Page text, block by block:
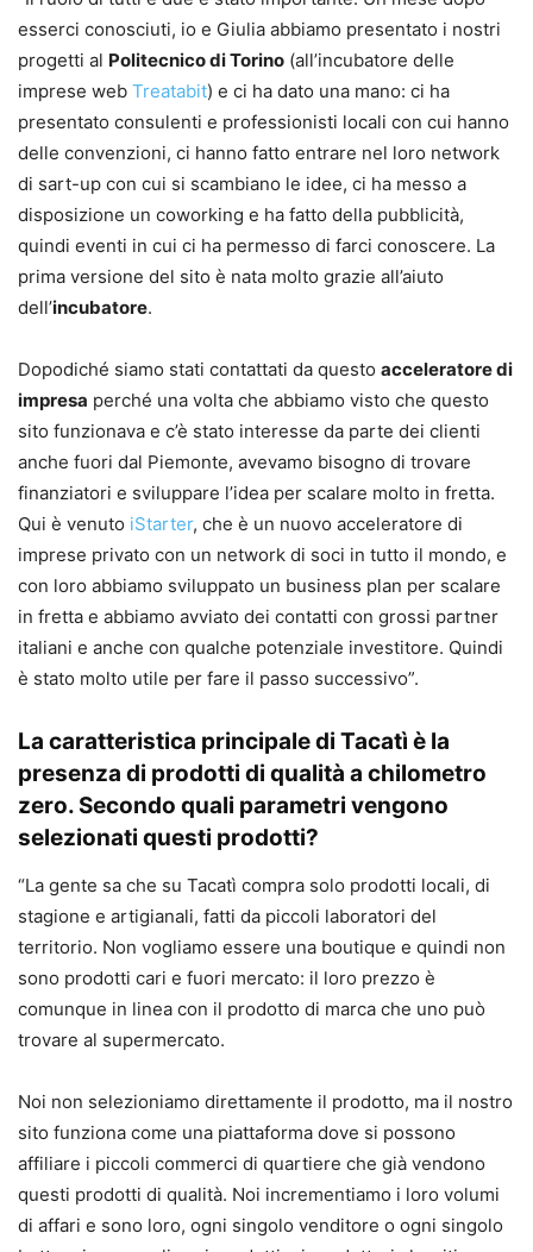
esserci conosciuti, io e Giulia abbiamo presentato i nostri
progetti al Politecnico di Torino (all’incubatore delle
imprese web Treatabit) e ci ha dato una mano: ci ha
presentato consulenti e professionisti locali con cui hanno
delle convenzioni, ci hanno fatto entrare nel loro network
di sart-up con cui si scambiano le idee, ci ha messo a
disposizione un coworking e ha fatto della pubblicità,
quindi eventi in cui ci ha permesso di farci conoscere. La
prima versione del sito è nata molto grazie all’aiuto
dell’incubatore.
Dopodiché siamo stati contattati da questo acceleratore di
impresa perché una volta che abbiamo visto che questo
sito funzionava e c’è stato interesse da parte dei clienti
anche fuori dal Piemonte, avevamo bisogno di trovare
finanziatori e sviluppare l’idea per scalare molto in fretta.
Qui è venuto iStarter, che è un nuovo acceleratore di
imprese privato con un network di soci in tutto il mondo, e
con loro abbiamo sviluppato un business plan per scalare
in fretta e abbiamo avviato dei contatti con grossi partner
italiani e anche con qualche potenziale investitore. Quindi
è stato molto utile per fare il passo successivo”.
La caratteristica principale di Tacatì è la
presenza di prodotti di qualità a chilometro
zero. Secondo quali parametri vengono
selezionati questi prodotti?
“La gente sa che su Tacatì compra solo prodotti locali, di
stagione e artigianali, fatti da piccoli laboratori del
territorio. Non vogliamo essere una boutique e quindi non
sono prodotti cari e fuori mercato: il loro prezzo è
comunque in linea con il prodotto di marca che uno può
trovare al supermercato.
Noi non selezioniamo direttamente il prodotto, ma il nostro
sito funziona come una piattaforma dove si possono
affiliare i piccoli commerci di quartiere che già vendono
questi prodotti di qualità. Noi incrementiamo i loro volumi
di affari e sono loro, ogni singolo venditore o ogni singolo